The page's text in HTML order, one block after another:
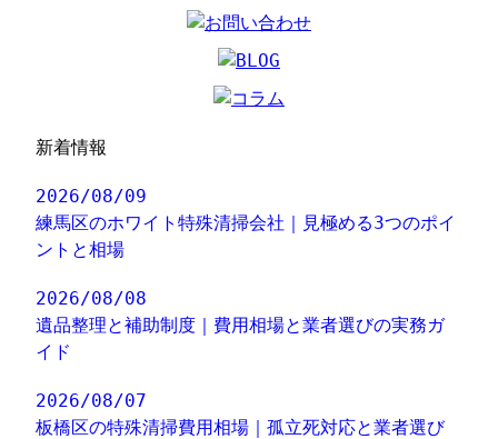
新着情報
2026/08/09
練馬区のホワイト特殊清掃会社｜見極める3つのポイ
ントと相場
2026/08/08
遺品整理と補助制度｜費用相場と業者選びの実務ガ
イド
2026/08/07
板橋区の特殊清掃費用相場｜孤立死対応と業者選び